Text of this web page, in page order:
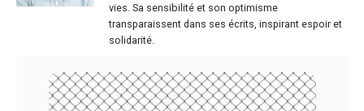
vies. Sa sensibilité et son optimisme
transparaissent dans ses écrits, inspirant espoir et
solidarité.